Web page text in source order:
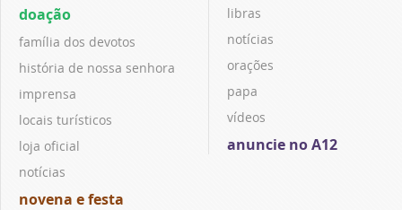
doação
família dos devotos
história de nossa senhora
imprensa
locais turísticos
loja oficial
notícias
novena e festa
libras
notícias
orações
papa
vídeos
anuncie no A12